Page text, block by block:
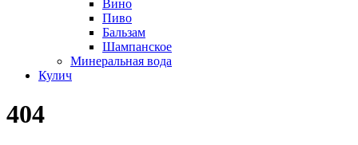
Вино
Пиво
Бальзам
Шампанское
Минеральная вода
Кулич
404